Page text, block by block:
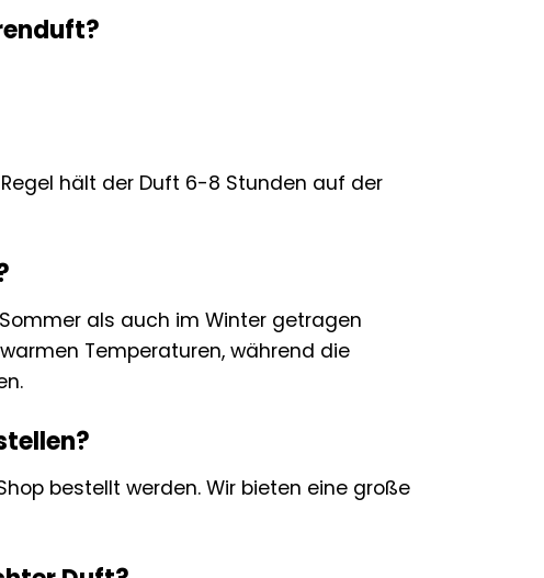
hält der Duft 6-8 Stunden auf der
als auch im Winter getragen
Temperaturen, während die
bestellt werden. Wir bieten eine große